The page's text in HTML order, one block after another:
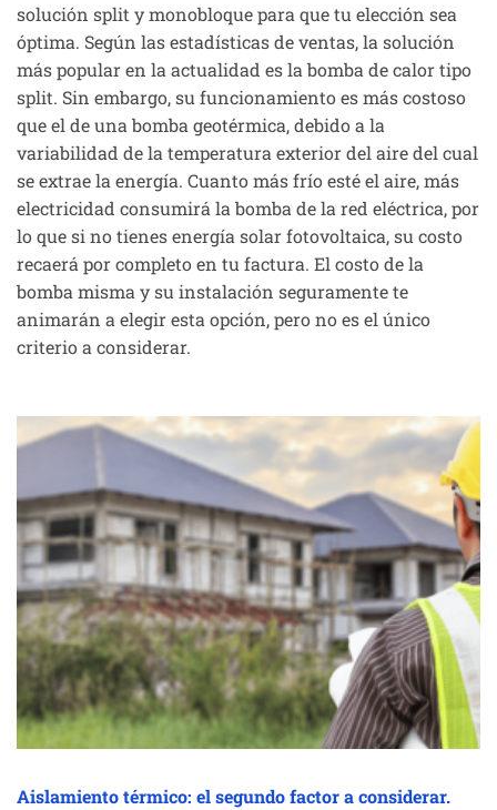
solución split y monobloque para que tu elección sea
óptima. Según las estadísticas de ventas, la solución
más popular en la actualidad es la bomba de calor tipo
split. Sin embargo, su funcionamiento es más costoso
que el de una bomba geotérmica, debido a la
variabilidad de la temperatura exterior del aire del cual
se extrae la energía. Cuanto más frío esté el aire, más
electricidad consumirá la bomba de la red eléctrica, por
lo que si no tienes energía solar fotovoltaica, su costo
recaerá por completo en tu factura. El costo de la
bomba misma y su instalación seguramente te
animarán a elegir esta opción, pero no es el único
criterio a considerar.
Aislamiento térmico: el segundo factor a considerar.